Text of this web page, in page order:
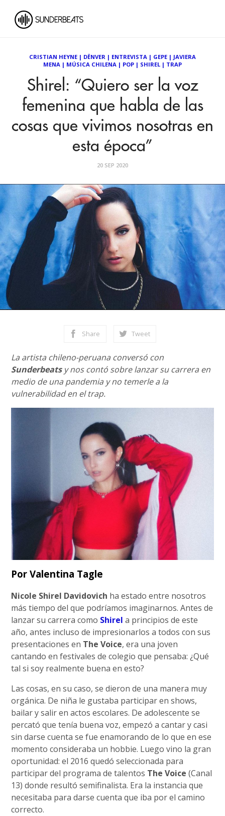
CRISTIAN HEYNE | DËNVER | ENTREVISTA | GEPE | JAVIERA
MENA | MÚSICA CHILENA | POP | SHIREL | TRAP
Shirel: “Quiero ser la voz
femenina que habla de las
cosas que vivimos nosotras en
esta época”
20 SEP 2020
Share Tweet
La artista chileno-peruana conversó con
Sunderbeatsy nos contó sobre lanzar su carrera en
medio de una pandemia y no temerle a la
vulnerabilidad en el trap.
Por Valentina Tagle
Nicole Shirel Davidovich ha estado entre nosotros
más tiempo del que podríamos imaginarnos. Antes de
lanzar su carrera como Shirel a principios de este
año, antes incluso de impresionarlos a todos con sus
presentaciones en The Voice, era una joven
cantando en festivales de colegio que pensaba: ¿Qué
tal si soy realmente buena en esto?
Las cosas, en su caso, se dieron de una manera muy
orgánica. De niña le gustaba participar en shows,
bailar y salir en actos escolares. De adolescente se
percató que tenía buena voz, empezó a cantar y casi
sin darse cuenta se fue enamorando de lo que en ese
momento consideraba un hobbie. Luego vino la gran
oportunidad: el 2016 quedó seleccionada para
participar del programa de talentos The Voice (Canal
13) donde resultó semifinalista. Era la instancia que
necesitaba para darse cuenta que iba por el camino
correcto.